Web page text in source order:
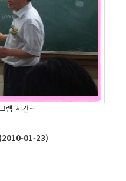
램 시간~
01-23)